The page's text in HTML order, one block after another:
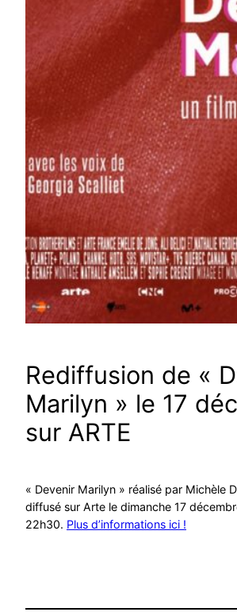
Rediffusion de «
Marilyn » le 17
sur ARTE
« Devenir Marilyn » réalisé par Michèle
diffusé sur Arte le dimanche 17
22h30. Plus d’informations ici !